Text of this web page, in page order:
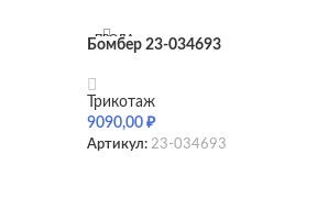
ПРОДА
НО
Бомбер 23-034693
Трикотаж
9090,00 ₽
Артикул: 23-034693